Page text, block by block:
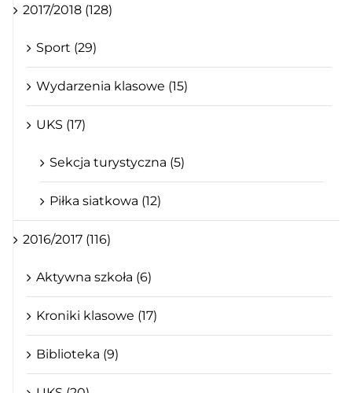
2017/2018 (128)
Sport (29)
Wydarzenia klasowe (15)
UKS (17)
Sekcja turystyczna (5)
Piłka siatkowa (12)
2016/2017 (116)
Aktywna szkoła (6)
Kroniki klasowe (17)
Biblioteka (9)